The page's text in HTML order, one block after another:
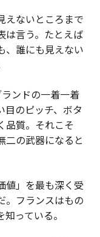
えないところまで
は言う。たとえば
、誰にも見えない
ンドの一着一着
目のピッチ、ボタ
品質。それこそ
二の武器になると
値」を最も深く受
。フランスはもの
っている。